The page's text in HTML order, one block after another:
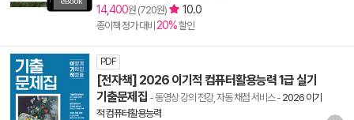
14,400원 (720원) 10.0
종이책 정가 대비 20%할인
PDF
[전자책] 2026 이기적 컴퓨터활용능력 1급 실기
기출문제집 - 동영상 강의 전강, 자동 채점 서비스- 2026 이기
적 컴퓨터활용능력